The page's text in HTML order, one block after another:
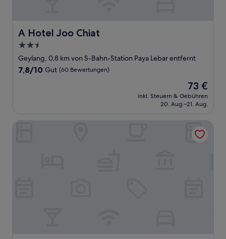
A Hotel Joo Chiat
A Hotel Joo Chiat
2.5-
Sterne-
Unterkunft
Geylang, 0,8 km von S-Bahn-Station Paya Lebar entfernt
7.8
7,8/10 Gut (60 Bewertungen)
Der
Preis
beträgt
73 €
inkl. Steuern & Gebühren
20. Aug.–21. Aug.